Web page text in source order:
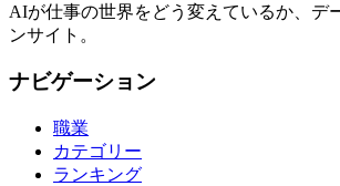
AIが仕事の世界をどう変えているか、デ
ンサイト。
ナビゲーション
職業
カテゴリー
ランキング